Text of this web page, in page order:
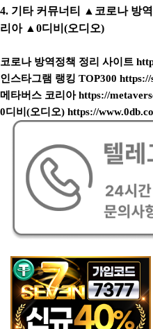
4. 기타 커뮤너티 ▲코로나 방
리아 ▲0디비(오디오)
코로나 방역정책 정리 사이트
인스타그램 랭킹 TOP300 https://
메타버스 코리아https://
0디비(오디오) https://